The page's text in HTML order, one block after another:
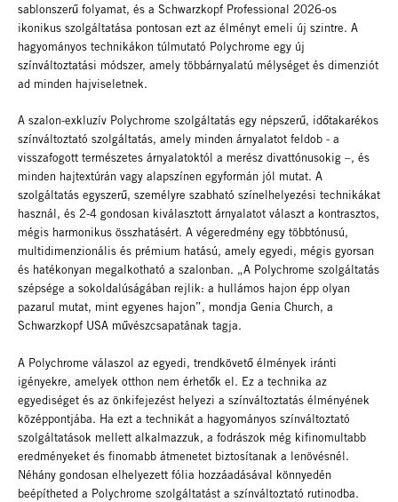
sablonszerű folyamat, és a Schwarzkopf Professional 2026-os
ikonikus szolgáltatása pontosan ezt az élményt emeli új szintre. A
hagyományos technikákon túlmutató Polychrome egy új
színváltoztatási módszer, amely többárnyalatú mélységet és dimenziót
ad minden hajviseletnek.
A szalon-exkluzív Polychrome szolgáltatás egy népszerű, időtakarékos
színváltoztató szolgáltatás, amely minden árnyalatot feldob - a
visszafogott természetes árnyalatoktól a merész divattónusokig –, és
minden hajtextúrán vagy alapszínen egyformán jól mutat. A
szolgáltatás egyszerű, személyre szabható színelhelyezési technikákat
használ, és 2-4 gondosan kiválasztott árnyalatot választ a kontrasztos,
mégis harmonikus összhatásért. A végeredmény egy többtónusú,
multidimenzionális és prémium hatású, amely egyedi, mégis gyorsan
és hatékonyan megalkotható a szalonban. „A Polychrome szolgáltatás
szépsége a sokoldalúságában rejlik: a hullámos hajon épp olyan
pazarul mutat, mint egyenes hajon”, mondja Genia Church, a
Schwarzkopf USA művészcsapatának tagja.
A Polychrome válaszol az egyedi, trendkövető élmények iránti
igényekre, amelyek otthon nem érhetők el. Ez a technika az
egyediséget és az önkifejezést helyezi a színváltoztatás élményének
középpontjába. Ha ezt a technikát a hagyományos színváltoztató
szolgáltatások mellett alkalmazzuk, a fodrászok még kifinomultabb
eredményeket és finomabb átmenetet biztosítanak a lenövésnél.
Néhány gondosan elhelyezett fólia hozzáadásával könnyedén
beépítheted a Polychrome szolgáltatást a színváltoztató rutinodba.